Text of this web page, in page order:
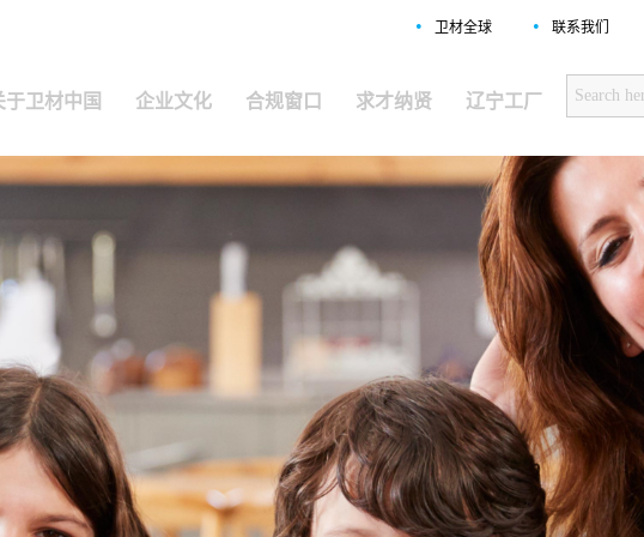
• 卫材全球 • 联系我们
于卫材中国 企业文化 合规窗口 求才纳贤 辽宁工厂
for: